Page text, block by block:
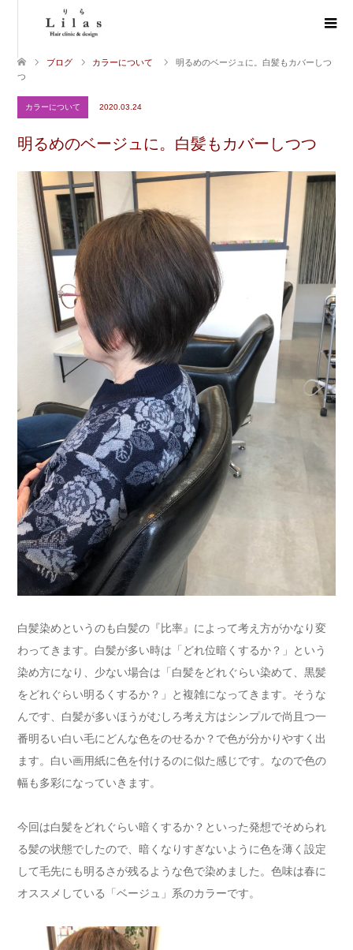
ブログ カラーについて
明るめのベージュに。白髪もカバーしつ
つ
カラーについて 2020.03.24
明るめのベージュに。白髪もカバーしつつ
白髪染めというのも白髪の『比率』によって考え方がかなり変
わってきます。白髪が多い時は「どれ位暗くするか？」という
染め方になり、少ない場合は「白髪をどれぐらい染めて、黒髪
をどれぐらい明るくするか？」と複雑になってきます。そうな
んです、白髪が多いほうがむしろ考え方はシンプルで尚且つ一
番明るい白い毛にどんな色をのせるか？で色が分かりやすく出
ます。白い画用紙に色を付けるのに似た感じです。なので色の
幅も多彩になっていきます。
今回は白髪をどれぐらい暗くするか？といった発想でそめられ
る髪の状態でしたので、暗くなりすぎないように色を薄く設定
して毛先にも明るさが残るような色で染めました。色味は春に
オススメしている「ベージュ」系のカラーです。